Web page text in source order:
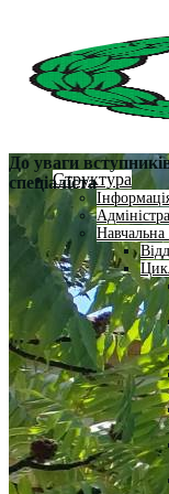
Структура
Навчальна
До уваги
спеціаліста